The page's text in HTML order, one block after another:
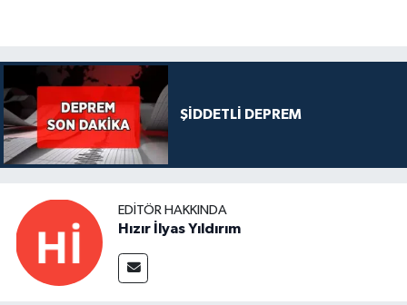
ŞİDDETLİ DEPREM
EDITÖR HAKKINDA
Hızır İlyas Yıldırım